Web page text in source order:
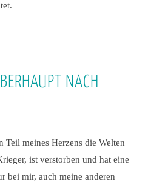
NACH
Teil meines Herzens die Welten
ist verstorben und hat eine
bei mir, auch meine anderen